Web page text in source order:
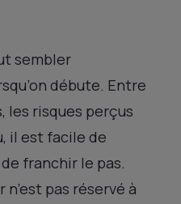
sembler
débute. Entre
les risques perçus
il est facile de
franchir le pas.
pas réservé à